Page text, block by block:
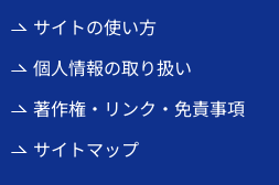
サイトの使い方
個人情報の取り扱い
著作権・リンク・免責事項
サイトマップ